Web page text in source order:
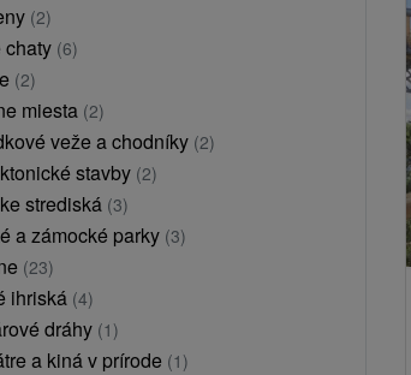
(2)
chaty (6)
(2)
miesta (2)
veže a chodníky (2)
stavby (2)
strediská (3)
a zámocké parky (3)
(23)
ihriská (4)
dráhy (1)
a kiná v prírode (1)